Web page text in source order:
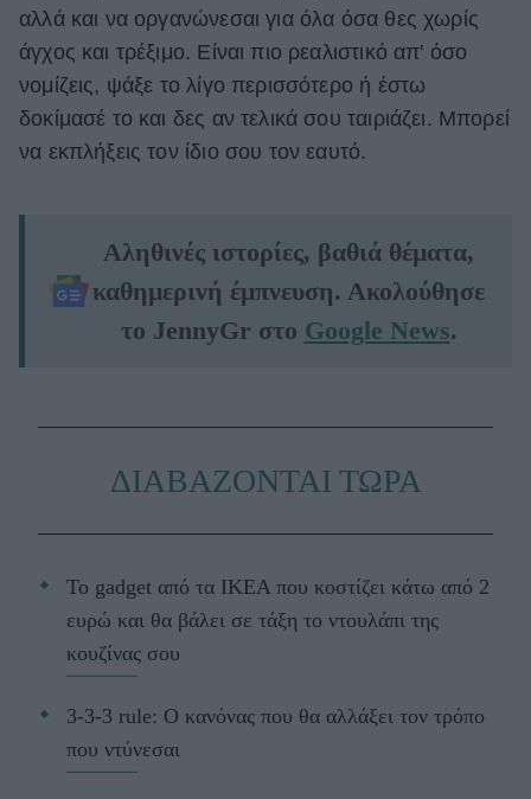
αλλά και να οργανώνεσαι για όλα όσα θες χωρίς
άγχος και τρέξιμο. Είναι πιο ρεαλιστικό απ' όσο
νομίζεις, ψάξε το λίγο περισσότερο ή έστω
δοκίμασέ το και δες αν τελικά σου ταιριάζει. Μπορεί
να εκπλήξεις τον ίδιο σου τον εαυτό.
Αληθινές ιστορίες, βαθιά θέματα,
καθημερινή έμπνευση. Ακολούθησε
το JennyGr στο Google News.
ΔΙΑΒΑΖΟΝΤΑΙ ΤΩΡΑ
Το gadget από τα IKEA που κοστίζει κάτω από 2
ευρώ και θα βάλει σε τάξη το ντουλάπι της
κουζίνας σου
3-3-3 rule: Ο κανόνας που θα αλλάξει τον τρόπο
που ντύνεσαι